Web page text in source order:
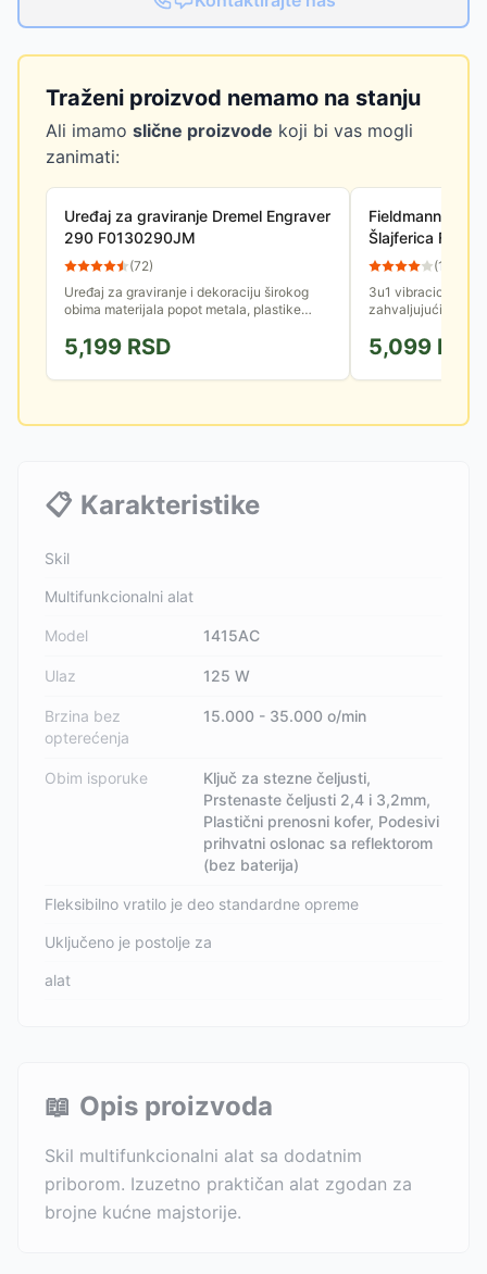
Traženi proizvod nemamo na stanju
Ali imamo slične proizvode koji bi vas mogli
zanimati:
Uređaj za graviranje Dremel Engraver
290 F0130290JM
(72)
Uređaj za graviranje i dekoraciju širokog
obima materijala popot metala, plastike
5,199 RSD
Fieldmann
Šlajferica FDB
(12
3u1 vibraciona
zahvaljujući
papira za različite
5,099 RSD
📋 Karakteristike
Skil
Multifunkcionalni alat
Model 1415AC
Ulaz 125 W
Brzina bez
opterećenja
15.000 - 35.000 o/min
Obim isporuke
Ključ za stezne čeljusti,
Prstenaste čeljusti 2,4 i 3,2mm,
Plastični prenosni kofer, Podesivi
prihvatni oslonac sa reflektorom
(bez baterija)
Fleksibilno vratilo je deo standardne opreme
Uključeno je postolje za
alat
📖 Opis proizvoda
Skil multifunkcionalni alat sa dodatnim
priborom. Izuzetno praktičan alat zgodan za
brojne kućne majstorije.